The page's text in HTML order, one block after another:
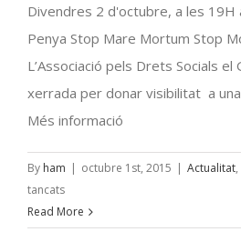
Divendres 2 d'octubre, a les 19H
Penya Stop Mare Mortum Stop
L’Associació pels Drets Socials
xerrada per donar visibilitat a
Més informació
By ham | octubre 1st, 2015 | Actualitat,
tancatsa
Xerrada
Stop
Read More